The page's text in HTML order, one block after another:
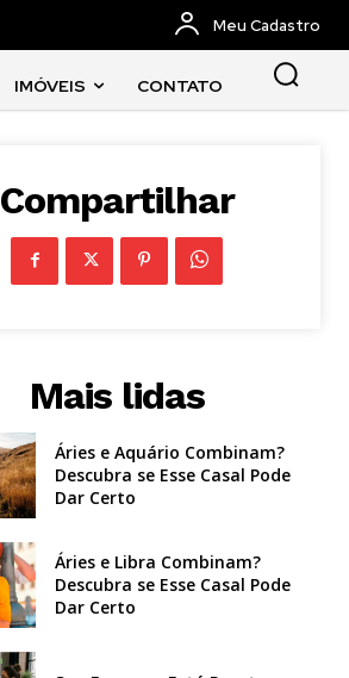
Meu Cadastro
IMÓVEIS CONTATO
Compartilhar
Mais lidas
Áries e Aquário Combinam?
Descubra se Esse Casal Pode
Dar Certo
Áries e Libra Combinam?
Descubra se Esse Casal Pode
Dar Certo